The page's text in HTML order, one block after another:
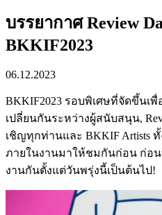
บรรยากาศ Review
BKKIF2023
06.12.2023
BKKIF2023 รอบพิเศษที่จัดขึ้นเ
เปลี่ยนกันระหว่างผู้สนับสนุน,
เชิญทุกท่านและ BKKIF Artists
ภายในงานมาให้ชมกันก่อน ก่อ
งานกันตั้งแต่วันพรุ่งนี้เป็นต้นไป!